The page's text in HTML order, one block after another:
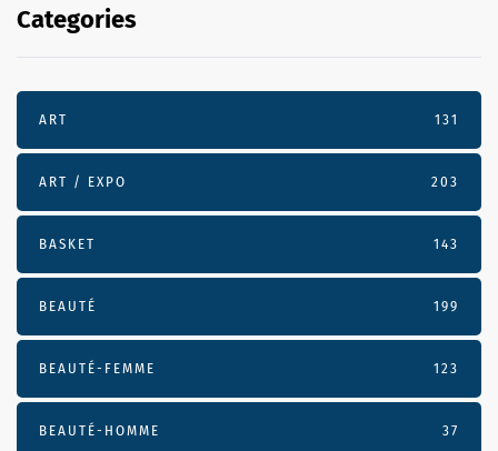
Categories
ART 131
ART / EXPO 203
BASKET 143
BEAUTÉ 199
BEAUTÉ-FEMME 123
BEAUTÉ-HOMME 37